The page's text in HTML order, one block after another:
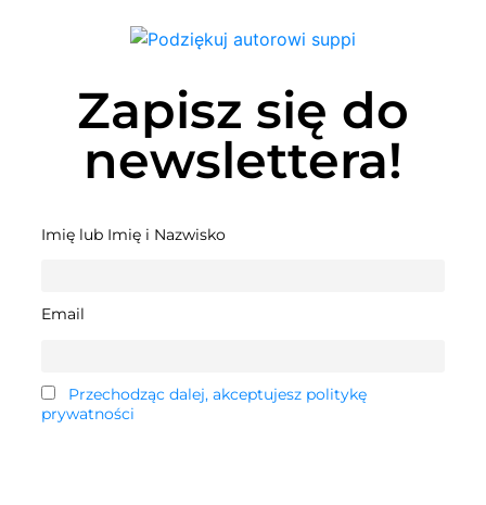
Zapisz się do
newslettera!
Imię lub Imię i Nazwisko
Email
Przechodząc dalej, akceptujesz politykę
prywatności